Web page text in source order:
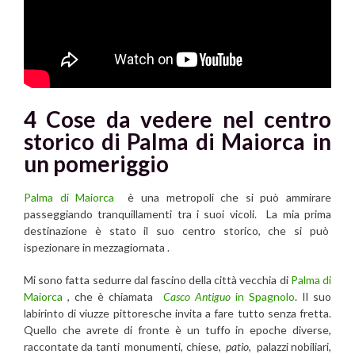
4 Cose da vedere nel centro
storico di Palma di Maiorca in
un pomeriggio
Palma di Maiorca è una metropoli che si può ammirare
passeggiando tranquillamenti tra i suoi vicoli.
La mia prima
destinazione è stato il suo centro storico, che si può
ispezionare in mezzagiornata .
Mi sono fatta sedurre dal fascino della città vecchia di Palma di
Maiorca, che è chiamata Casco Antiguoin Spagnolo. Il suo
labirinto di viuzze pittoresche invita a fare tutto senza fretta.
Quello che avrete di fronte è un tuffo in epoche diverse,
raccontate da tanti monumenti, chiese,patio, palazzi nobiliari,